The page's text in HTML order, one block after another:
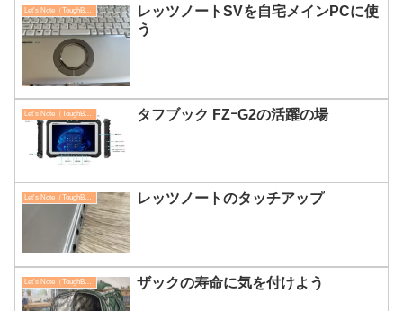
Let's Note（ToughBook）
レッツノートSVを自宅メインPCに使
う
Let's Note（ToughBook） タフブック FZｰG2の活躍の場
Let's Note（ToughBook） レッツノートのタッチアップ
ザックの寿命に気を付けよう